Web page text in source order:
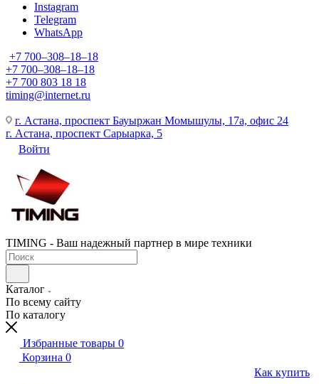
Instagram
Telegram
WhatsApp
+7 700‒308‒18‒18
+7 700‒308‒18‒18
+7 700 803 18 18
timing@internet.ru
г. Астана, проспект Бауыржан Момышулы, 17а, офис 24
г. Астана, проспект Сарыарка, 5
Войти
TIMING - Ваш надежный партнер в мире техники
Каталог
По всему сайту
По каталогу
Избранные товары 0
Корзина 0
Как купить